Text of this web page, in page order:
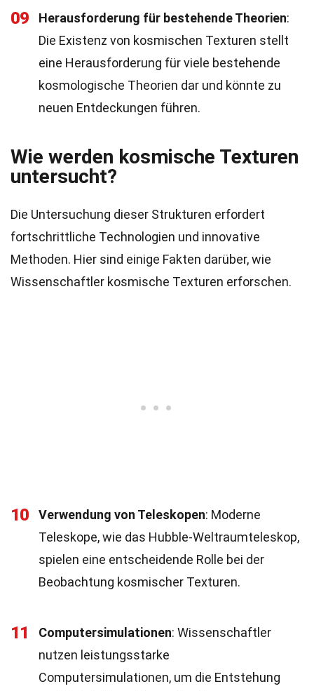
09 Herausforderung für bestehende Theorien:
Die Existenz von kosmischen Texturen stellt
eine Herausforderung für viele bestehende
kosmologische Theorien dar und könnte zu
neuen Entdeckungen führen.
Wie werden kosmische Texturen
untersucht?
Die Untersuchung dieser Strukturen erfordert
fortschrittliche Technologien und innovative
Methoden. Hier sind einige Fakten darüber, wie
Wissenschaftler kosmische Texturen erforschen.
10 Verwendung von Teleskopen: Moderne
Teleskope, wie das Hubble-Weltraumteleskop,
spielen eine entscheidende Rolle bei der
Beobachtung kosmischer Texturen.
11 Computersimulationen: Wissenschaftler
nutzen leistungsstarke
Computersimulationen, um die Entstehung